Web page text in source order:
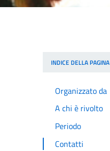
INDICE DELLA PAGINA
Organizzato da
A chi è rivolto
Periodo
Contatti